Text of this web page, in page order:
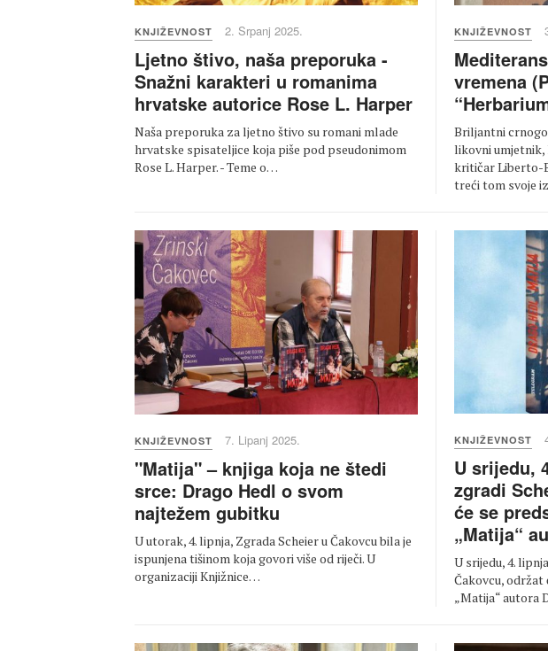
KNJIŽEVNOST 2. Srpanj 2025.
Ljetno štivo, naša preporuka -
Snažni karakteri u romanima
hrvatske autorice Rose L. Harper
Naša preporuka za ljetno štivo su romani mlade
hrvatske spisateljice koja piše pod pseudonimom
Rose L. Harper. - Teme o…
KNJIŽEVNOST
vremena
Briljantni
likovni
kritičar Liberto-
treći tom svoje
KNJIŽEVNOST 7. Lipanj 2025.
"Matija" – knjiga koja ne štedi
srce: Drago Hedl o svom
najtežem gubitku
U utorak, 4. lipnja, Zgrada Scheier u Čakovcu bila je
ispunjena tišinom koja govori više od riječi. U
organizaciji Knjižnice…
KNJIŽEVNOST
U srijedu,
zgradi
će se
„Matija“
U srijedu, 4.
Čakovcu, održat
„Matija“ autora